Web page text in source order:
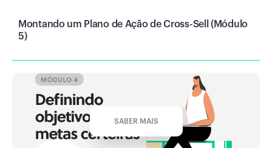
Montando um Plano de Ação de Cross-Sell (Módulo
5)
SABER MAIS